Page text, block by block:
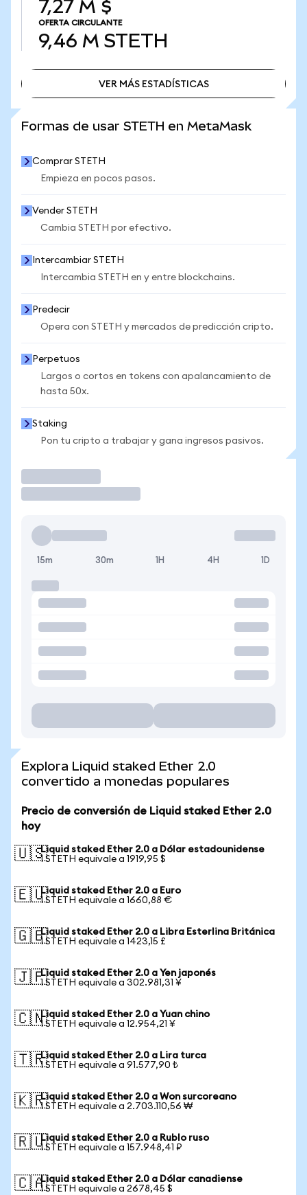
7,27 M $
OFERTA CIRCULANTE
9,46 M STETH
VER MÁS ESTADÍSTICAS
Formas de usar STETH en MetaMask
Comprar STETH
Empieza en pocos pasos.
Vender STETH
Cambia STETH por efectivo.
Intercambiar STETH
Intercambia STETH en y entre blockchains.
Predecir
Opera con STETH y mercados de predicción cripto.
Perpetuos
Largos o cortos en tokens con apalancamiento de
hasta 50x.
Staking
Pon tu cripto a trabajar y gana ingresos pasivos.
15m 30m 1H 4H 1D
Explora Liquid staked Ether 2.0
convertido a monedas populares
Precio de conversión de Liquid staked Ether 2.0
hoy
🇺🇸Liquid staked Ether 2.0 a Dólar estadounidense
1 STETH equivale a 1919,95 $
🇪🇺Liquid staked Ether 2.0 a Euro
1 STETH equivale a 1660,88 €
🇬🇧Liquid staked Ether 2.0 a Libra Esterlina Británica
1 STETH equivale a 1423,15 £
🇯🇵Liquid staked Ether 2.0 a Yen japonés
1 STETH equivale a 302.981,31 ¥
🇨🇳Liquid staked Ether 2.0 a Yuan chino
1 STETH equivale a 12.954,21 ¥
🇹🇷Liquid staked Ether 2.0 a Lira turca
1 STETH equivale a 91.577,90 ₺
🇰🇷Liquid staked Ether 2.0 a Won surcoreano
1 STETH equivale a 2.703.110,56 ₩
🇷🇺Liquid staked Ether 2.0 a Rublo ruso
1 STETH equivale a 157.948,41 ₽
🇨🇦Liquid staked Ether 2.0 a Dólar canadiense
1 STETH equivale a 2678,45 $